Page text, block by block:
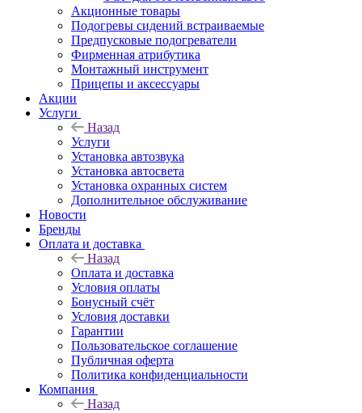
Акционные товары
Подогревы сидений встраиваемые
Предпусковые подогреватели
Фирменная атрибутика
Монтажный инструмент
Прицепы и аксессуары
Акции
Услуги
Назад
Услуги
Установка автозвука
Установка автосвета
Установка охранных систем
Дополнительное обслуживание
Новости
Бренды
Оплата и доставка
Назад
Оплата и доставка
Условия оплаты
Бонусный счёт
Условия доставки
Гарантии
Пользовательское соглашение
Публичная оферта
Политика конфиденциальности
Компания
Назад